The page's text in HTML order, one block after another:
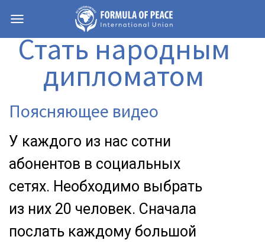
Навигация
Стать народным
дипломатом
Поясняющее видео
У каждого из нас сотни
абонентов в социальных
сетях. Необходимо выбрать
из них 20 человек. Сначала
послать каждому большой